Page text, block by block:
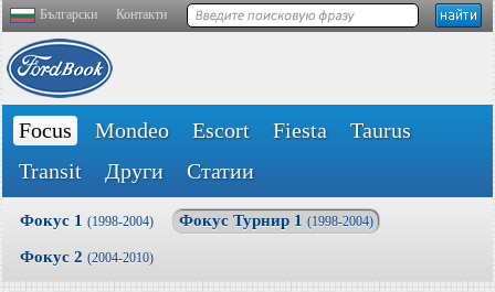
Български Контакти
Focus Mondeo Escort Fiesta
Taurus
Transit
Други Статии
Фокус 1 (1998-2004) Фокус Турнир 1 (1998-2004)
Фокус 2 (2004-2010)